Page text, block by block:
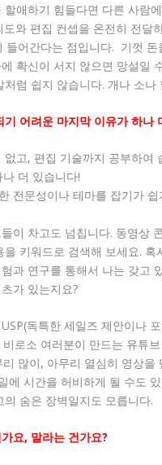
애하기 힘들다면 다른 사람
와 편집 컨셉을 온전히 전달
들어간다는 점입니다. 기껏
확신이 서지 않으면 망설일
럼 쉽지 않습니다. 개나 소
어려운 마지막 이유가 하나
고, 편집 기술까지 공부하
더 있습니다!
전문성이나 테마를 잡기가
이 차고도 넘칩니다. 동영상
키워드로 검색해 보세요.
과 연구를 통해서 나는 갖고
가 있는지요?
독특한 세일즈 제안이나
비로소 여러분이 만드는 유튜
많이, 아무리 열심히 영상
에 시간을 허비하게 될 수도
숨은 장벽일지도 모릅니다.
요, 말라는 건가요?